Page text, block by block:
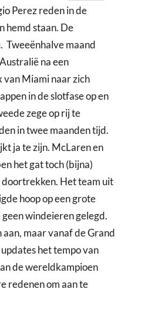
Perez reden in de
hemd staan. De
Tweeënhalve maand
na een
Miami naar zich
in de slotfase op en
zege op rij te
in twee maanden tijd.
ja te zijn. McLaren en
het gat toch (bijna)
doortrekken. Het team uit
hoop op een grote
windeieren gelegd.
maar vanaf de Grand
het tempo van
de wereldkampioen
redenen om aan te